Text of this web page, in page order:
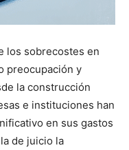
los sobrecostes en
preocupación y
la construcción
e instituciones han
en sus gastos
de juicio la